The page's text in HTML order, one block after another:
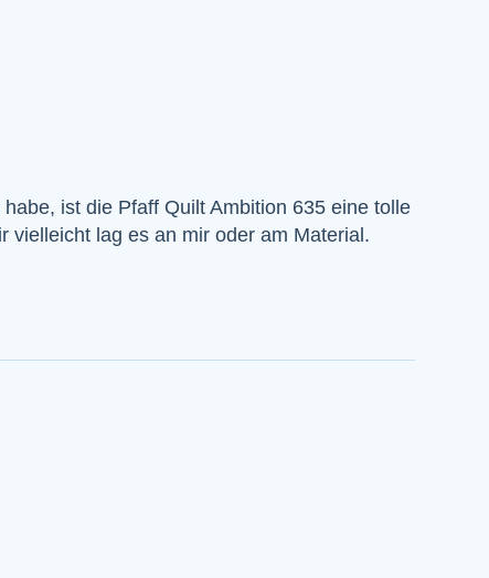
ist die Pfaff Quilt Ambition 635 eine tolle
vielleicht lag es an mir oder am Material.